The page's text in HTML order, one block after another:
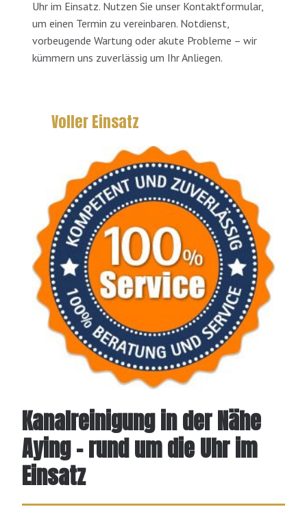
Kanalreinigung in der Nähe
Aying – rund um die Uhr im
Einsatz
Uhr im Einsatz. Nutzen Sie unser Kontaktformular,
um einen Termin zu vereinbaren. Notdienst,
vorbeugende Wartung oder akute Probleme – wir
kümmern uns zuverlässig um Ihr Anliegen.
Voller Einsatz